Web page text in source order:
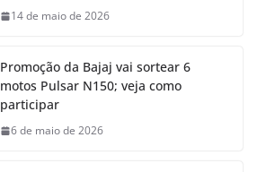
14 de maio de 2026
Promoção da Bajaj vai sortear 6
motos Pulsar N150; veja como
participar
6 de maio de 2026